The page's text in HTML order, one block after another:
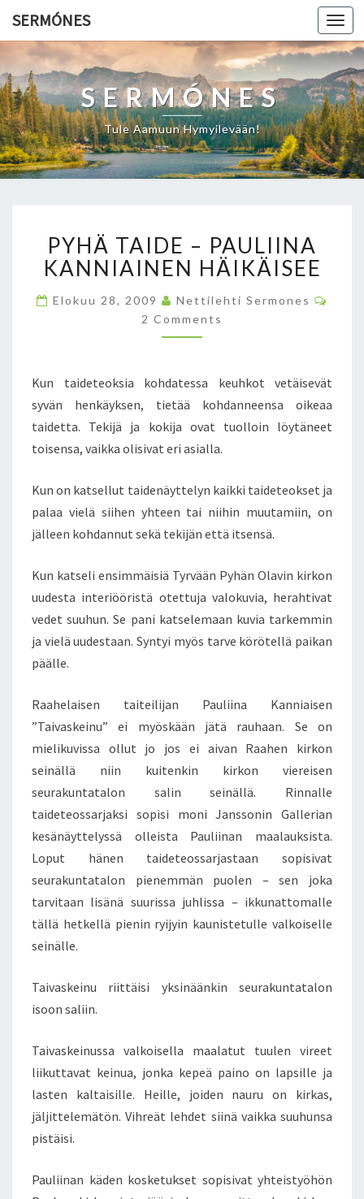
SERMÓNES
SERMÓNES
Tule Aamuun Hymyilevään!
H
Ä
T
A
I
–
P
A
I
N
A
N
N
I
A
H
Ä
I
I
E
PYHÄ TAIDE – PAULIINA
KANNIAINEN HÄIKÄISEE
Elokuu 28, 2009 Nettilehti Sermones
S
2 Comments
Kun taideteoksia kohdatessa keuhkot vetäisevät
syvän henkäyksen, tietää kohdanneensa oikeaa
taidetta. Tekijä ja kokija ovat tuolloin löytäneet
toisensa, vaikka olisivat eri asialla.
Kun on katsellut taidenäyttelyn kaikki taideteokset ja
palaa vielä siihen yhteen tai niihin muutamiin, on
jälleen kohdannut sekä tekijän että itsensä.
Kun katseli ensimmäisiä Tyrvään Pyhän Olavin kirkon
uudesta interiööristä otettuja valokuvia, herahtivat
vedet suuhun. Se pani katselemaan kuvia tarkemmin
ja vielä uudestaan. Syntyi myös tarve körötellä paikan
päälle.
Raahelaisen taiteilijan Pauliina Kanniaisen
”Taivaskeinu” ei myöskään jätä rauhaan. Se on
mielikuvissa ollut jo jos ei aivan Raahen kirkon
seinällä niin kuitenkin kirkon viereisen
seurakuntatalon salin seinällä. Rinnalle
taideteossarjaksi sopisi moni Janssonin Gallerian
kesänäyttelyssä olleista Pauliinan maalauksista.
Loput hänen taideteossarjastaan sopisivat
seurakuntatalon pienemmän puolen – sen joka
tarvitaan lisänä suurissa juhlissa – ikkunattomalle
tällä hetkellä pienin ryijyin kaunistetulle valkoiselle
seinälle.
Taivaskeinu riittäisi yksinäänkin seurakuntatalon
isoon saliin.
Taivaskeinussa valkoisella maalatut tuulen vireet
liikuttavat keinua, jonka kepeä paino on lapsille ja
lasten kaltaisille. Heille, joiden nauru on kirkas,
jäljittelemätön. Vihreät lehdet siinä vaikka suuhunsa
pistäisi.
Pauliinan käden kosketukset sopisivat yhteistyöhön